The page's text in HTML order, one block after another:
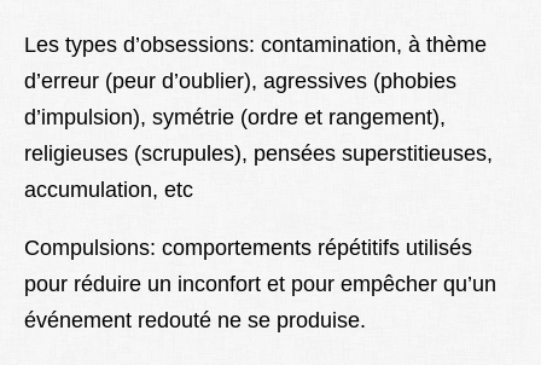
Les types d’obsessions: contamination, à thème
d’erreur (peur d’oublier), agressives (phobies
d’impulsion), symétrie (ordre et rangement),
religieuses (scrupules), pensées superstitieuses,
accumulation, etc
Compulsions: comportements répétitifs utilisés
pour réduire un inconfort et pour empêcher qu’un
événement redouté ne se produise.